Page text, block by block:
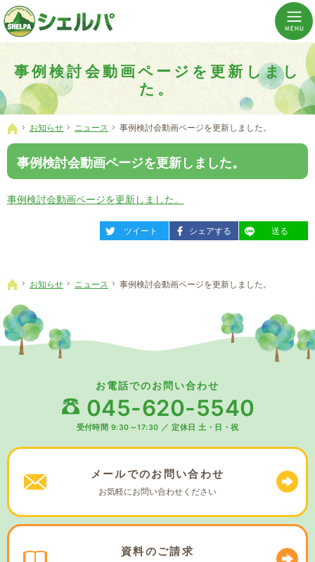
事例検討会動画ページを更新しまし
た。
介護の「通い・泊まり・訪問」から必要なものだけをご提供。介護のことならシェルパへ。
横浜市神奈川区 事業所数No,1の小規模多機能型居宅介護ぼやあ樹
ホーム
お知らせ ニュース 事例検討会動画ページを更新しました。
事例検討会動画ページを更新しました。
事例検討会動画ページを更新しました。
entry1647
ツイート entry1647
シェアする entry1647
送る
ホーム
お知らせ ニュース 事例検討会動画ページを更新しました。
お電話でのお問い合わせ
045-620-5540
受付時間 9:30～17:30 ／ 定休日 土・日・祝
メールでのお問い合わせ
お気軽にお問い合わせください
資料のご請求